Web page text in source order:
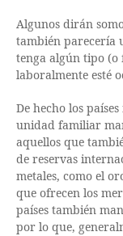
Algunos dirán
también parecería
tenga algún tipo (o
laboralmente esté
De hecho los
unidad familiar
aquellos que
de reservas
metales, como el
que ofrecen los
países también
por lo que,